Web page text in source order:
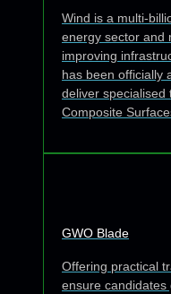
Wind is a multi-
energy sector and
improving
has been officially
deliver specialised
Composite
GWO Blade
Offering practical
ensure candidates